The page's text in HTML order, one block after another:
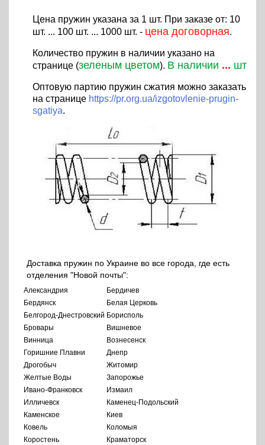
Цена пружин указана за 1 шт. При заказе от: 10
шт. ... 100 шт. ... 1000 шт. - цена договорная.
Количество пружин в наличии указано на
странице (зеленым цветом). В наличии ... шт
Оптовую партию пружин сжатия можно заказать
на странице https://pr.org.ua/izgotovlenie-prugin-
sgatiya.
Доставка пружин по Украине во все города, где есть
отделения "Новой почты":
Александрия
Бердичев
Бердянск
Белая Церковь
Белгород-Днестровский Борисполь
Бровары
Вишневое
Винница
Вознесенск
Горишние Плавни
Днепр
Дрогобыч
Житомир
Желтые Воды
Запорожье
Ивано-Франковск
Измаил
Илличевск
Каменец-Подольский
Каменское
Киев
Ковель
Коломыя
Коростень
Краматорск